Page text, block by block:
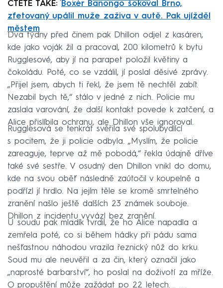
ČTĚTE TAKÉ: Boxer Banongo šokoval Brno,
zfetovaný upálil muže zaživa v autě. Pak ujížděl
městem
Dva týdny před činem pak Dhillon odjel z kasáren,
kde jako voják žil a pracoval, 200 kilometrů k bytu
Rugglesové, aby jí na parapet položil květiny a
čokoládu. Poté, co se vzdálil, jí poslal děsivé zprávy.
„Přijel jsem, abych ti řekl, že jsem tě nechtěl zabít.
Nezabil bych tě,“ stálo v jedné z nich. Policie mu
zaslala varování, že další kontakt povede k zatčení, a
Alice přislíbila ochranu, ale Dhillon vše ignoroval.
Rugglesová se tenkrát svěřila své spolubydlící
s pocitem, že ji policie odbyla. „Myslím, že policie
zareaguje, teprve až mě pobodá,“ řekla údajně dříve
také své sestře. V osudný den Dhillon vnikl do domu,
kde na svou oběť následně zaútočil v koupelně a
podřízl jí hrdlo. Na jejím těle se kromě smrtelného
zranění našlo ještě dalších 23 známek souboje.
Dhillon z incidentu vyvázl bez zranění.
U soudu pak mladík tvrdil, že ho Alice napadla a
zemřela poté, co si během hádky při pádu sama
nešťastnou náhodou vrazila řeznický nůž do krku.
Soud mu ale neuvěřil a za čin, který označil jako
„naprosté barbarství“, ho poslal na doživotí za mříže.
O propuštění může zažádat po 22 letech.